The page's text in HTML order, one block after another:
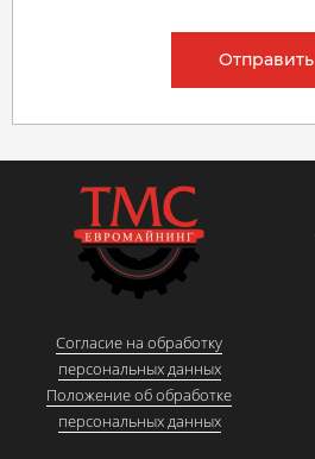
Отправить
Согласие на обработку
персональных данных
Положение об обработке
персональных данных